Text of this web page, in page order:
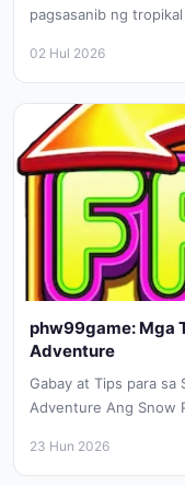
pagsasanib ng
02 Hul 2026
phw99game: Mga
Adventure
Gabay at Tips para sa
Adventure Ang Snow
23 Hun 2026